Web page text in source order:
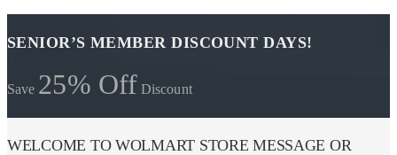
SENIOR’S MEMBER DISCOUNT DAYS!
Save 25% Off Discount
WELCOME TO WOLMART STORE MESSAGE OR